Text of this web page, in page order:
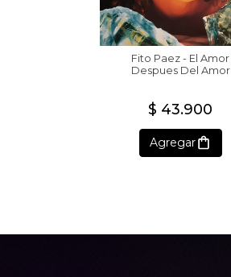
Fito Paez - El Amor
Despues Del Amor
$ 43.900
Agregar